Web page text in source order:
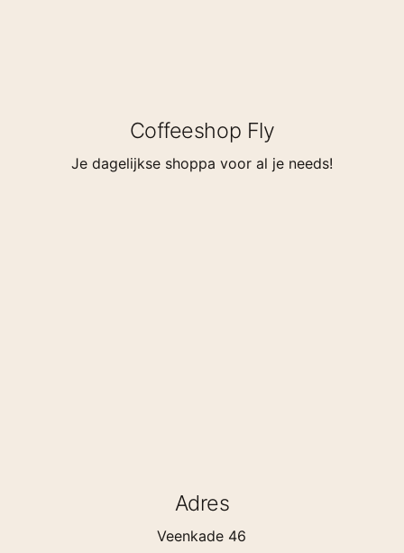
Coffeeshop Fly
Je dagelijkse shoppa voor al je needs!
Adres
Veenkade 46